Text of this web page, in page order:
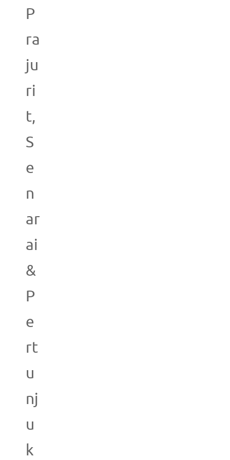
P
ra
ju
ri
t,
S
e
n
ar
ai
&
P
e
rt
u
nj
u
k